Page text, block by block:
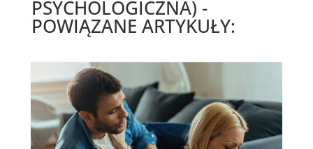
PSYCHOLOGICZNA) -
POWIĄZANE ARTYKUŁY: